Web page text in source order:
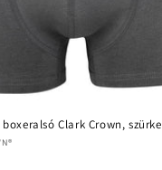
Clark Crown, szürke